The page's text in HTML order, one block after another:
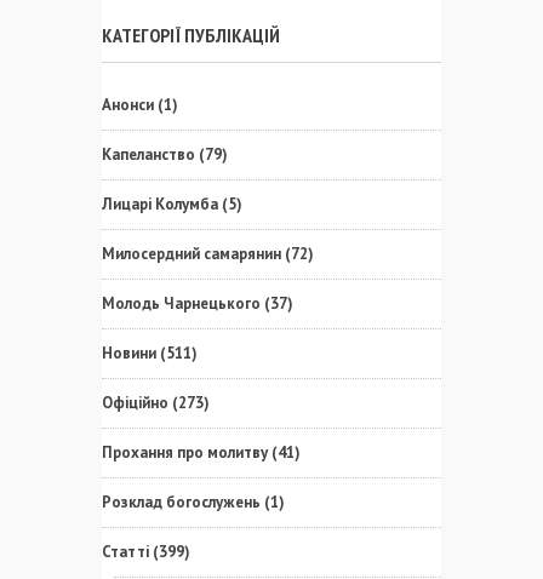
КАТЕГОРІЇ ПУБЛІКАЦІЙ
Анонси (1)
Капеланство (79)
Лицарі Колумба (5)
Милосердний самарянин (72)
Молодь Чарнецького (37)
Новини (511)
Офіційно (273)
Прохання про молитву(41)
Розклад богослужень (1)
Статті (399)